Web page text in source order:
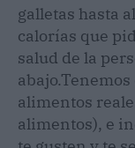
galletas hasta
calorías que
salud de la
abajo.
alimentos
alimentos), e